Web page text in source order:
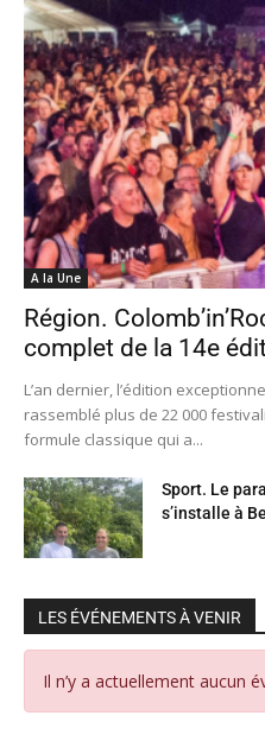
A la Une
Région.
complet de la 14e
L’an dernier, l’édition
rassemblé plus de 22 000
formule classique qui a...
Sport. Le
s’installe à
LES ÉVÉNEMENTS À VENIR
Il n’y a actuellement aucun